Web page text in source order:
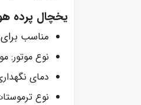
یخچال پرده
مناسب
نوع موتور:
دمای نگهداری مواد
نوع